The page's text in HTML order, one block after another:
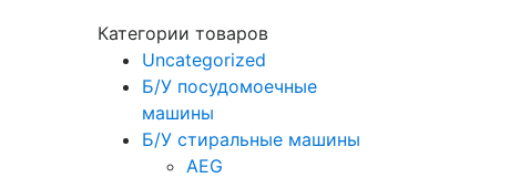
Категории товаров
Uncategorized
Б/У посудомоечные
машины
Б/У стиральные машины
AEG